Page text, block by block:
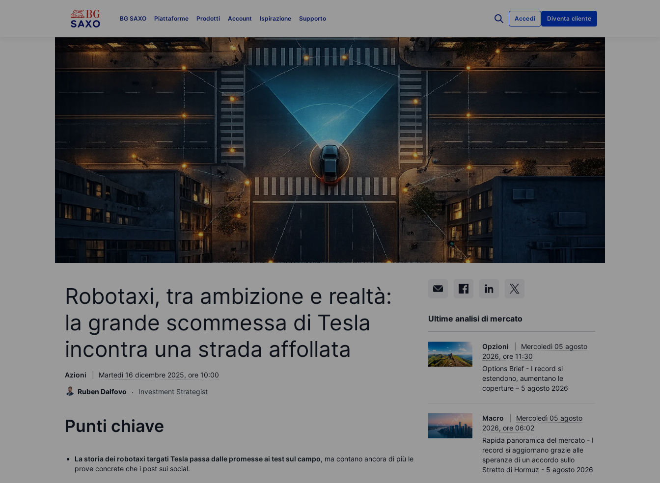
BG SAXO Piattaforme Prodotti Account Ispirazione Supporto Accedi Diventa cliente
Robotaxi, tra ambizione e realtà:
la grande scommessa di Tesla
incontra una strada affollata
Azioni
Martedì 16 dicembre 2025, ore 10:00
Ruben Dalfovo
Investment Strategist
Punti chiave
La storia dei robotaxi targati Tesla passa dalle promesse ai test sul campo, ma contano ancora di più le
prove concrete che i post sui social.
Ultime analisi di mercato
Opzioni
Mercoledì 05 agosto
2026, ore 11:30
Options Brief - I record si
estendono, aumentano le
coperture – 5 agosto 2026
Macro
Mercoledì 05 agosto
2026, ore 06:02
Rapida panoramica del mercato - I
record si aggiornano grazie alle
speranze di un accordo sullo
Stretto di Hormuz - 5 agosto 2026